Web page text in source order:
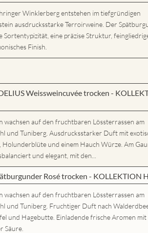
Winklerberg entstehen im tiefgründigen
ausdrucksstarke Terroirweine. Der
Sortentypizität, eine präzise Struktur,
Finish.
Weissweincuvée trocken -
wachsen auf den fruchtbaren Lössterrassen am
und Tuniberg. Ausdrucksstarker Duft mit
Holunderblüte und einem Hauch Würze. Am
und elegant, mit den...
Rosé trocken - KOLLEKTION
wachsen auf den fruchtbaren Lössterrassen am
und Tuniberg. Fruchtiger Duft nach
und Hagebutte. Einladende frische Aromen mit
Säure.